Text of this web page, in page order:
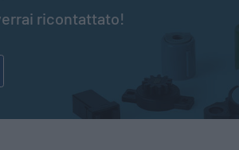
ricontattato!